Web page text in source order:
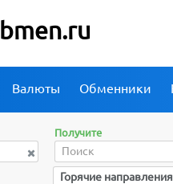
Валюты Обменники
Получите
Горячие направления